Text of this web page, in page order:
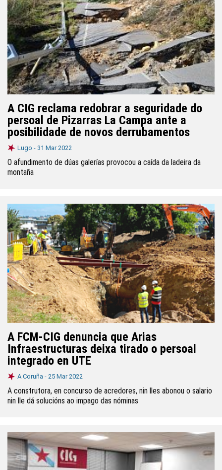
A CIG reclama redobrar a seguridade do
persoal de Pizarras La Campa ante a
posibilidade de novos derrubamentos
Lugo - 31 Mar 2022
O afundimento de dúas galerías provocou a caída da ladeira da
montaña
A FCM-CIG denuncia que Arias
Infraestructuras deixa tirado o persoal
integrado en UTE
A Coruña - 25 Mar 2022
A construtora, en concurso de acredores, nin lles abonou o salario
nin lle dá solucións ao impago das nóminas